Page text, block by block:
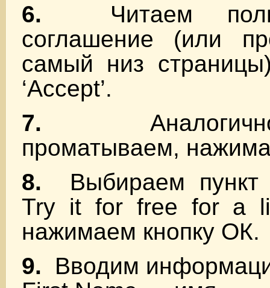
6. Читаем
соглашение (или
самый низ
‘Accept’.
7.
проматываем,
8. Выбираем пункт
Try it for free for a
нажимаем кнопку ОК.
9. Вводим